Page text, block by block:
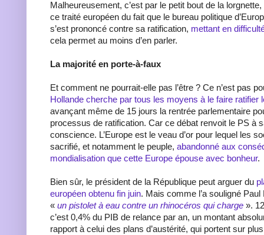
Malheureusement, c’est par le petit bout de la lorgnette,
ce traité européen du fait que le bureau politique
s’est prononcé contre sa ratification, mettant en
cela permet au moins d’en parler.
La majorité en porte-à-faux
Et comment ne pourrait-elle pas l’être ? Ce n’est pas
Hollande cherche par tous les moyens à le faire ratifier
avançant même de 15 jours la rentrée parlementaire
processus de ratification. Car ce débat renvoit le PS à
conscience. L’Europe est le veau d’or pour lequel les
sacrifié, et notamment le peuple, abandonné aux
mondialisation que cette Europe épouse avec bonheur.
Bien sûr, le président de la République peut arguer du
européen obtenu fin juin. Mais comme l’a souligné
« un pistolet à eau contre un rhinocéros qui charge ».
c’est 0,4% du PIB de relance par an, un montant
rapport à celui des plans d’austérité, qui portent sur